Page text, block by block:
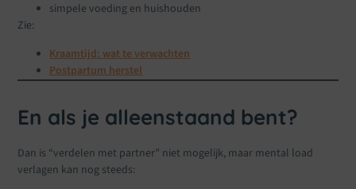
simpele voeding en huishouden
Zie:
Kraamtijd: wat te verwachten
Postpartum herstel
En als je alleenstaand bent?
Dan is “verdelen met partner” niet mogelijk, maar mental load
verlagen kan nog steeds: